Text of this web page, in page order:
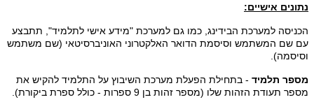
נתונים אישיים:
הכניסה למערכת הבידינג, כמו גם למערכת "מידע אישי לתלמיד", תתבצע
עם שם המשתמש וסיסמת הדואר האלקטרוני האוניברסיטאי (שם משתמש
וסיסמה).
מספר תלמיד - בתחילת הפעלת מערכת השיבוץ על התלמיד להקיש את
מספר תעודת הזהות שלו (מספר זהות בן 9 ספרות - כולל ספרת ביקורת).